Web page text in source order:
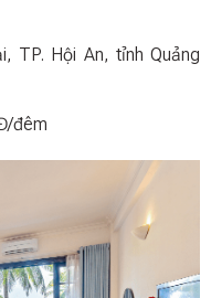
TP. Hội An, tỉnh Quảng
đêm